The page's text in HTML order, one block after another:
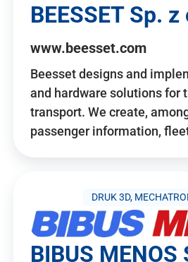
BEESSET Sp. z
www.beesset.com
Beesset designs and
and hardware solutions for
transport. We create,
passenger information,
DRUK 3D,
BIBUS MENOS